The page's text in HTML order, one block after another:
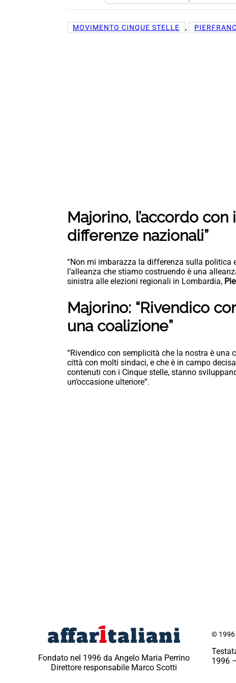
MOVIMENTO CINQUE STELLE ,
Majorino, l’accordo
differenze nazionali”
“Non mi imbarazza la differenza sulla politica
l’alleanza che stiamo costruendo è una
sinistra alle elezioni regionali in Lombardia,
Majorino: “Rivendico
una coalizione”
“Rivendico con semplicità che la nostra è
città con molti sindaci, e che è in campo
contenuti con i Cinque stelle, stanno
un’occasione ulteriore”.
Fondato nel 1996 da Angelo Maria Perrino
Direttore responsabile Marco Scotti
© 1996
1996